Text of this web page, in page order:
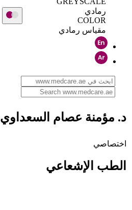
رمادي
COLOR
مقياس رمادي
د. مؤمنة عصام السعداوي
اختصاصي
الطب الإشعاعي